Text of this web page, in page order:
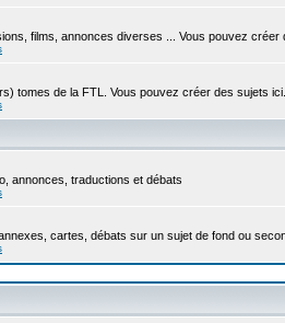
films, annonces diverses ... Vous pouvez créer
tomes de la FTL. Vous pouvez créer des sujets ici.
annonces, traductions et débats
cartes, débats sur un sujet de fond ou